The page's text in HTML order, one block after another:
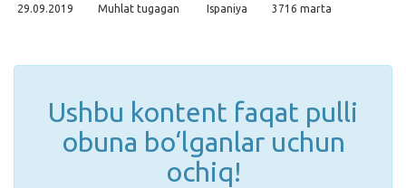
29.09.2019
Muhlat tugagan
Ispaniya
3716 marta
Ushbu kontent faqat pulli
obuna bo‘lganlar uchun
ochiq!